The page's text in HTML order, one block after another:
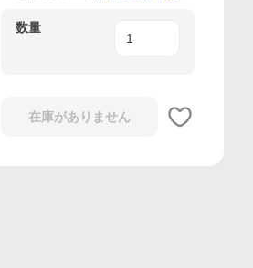
数量
在庫がありません